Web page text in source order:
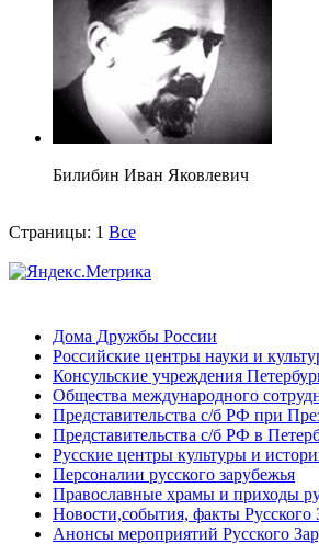
Билибин Иван Яковлевич
Страницы: 1 Все
Дома Дружбы России
Российские центры науки и
Консульские учреждения
Общества международного
Представительства с/б РФ при
Представительства с/б РФ в
Русские центры культуры и
Персоналии русского зарубежья
Православные храмы и приходы
Новости,события, факты Русского
Анонсы мероприятий Русского